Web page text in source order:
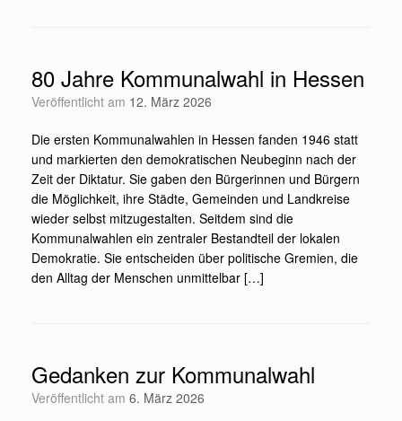
80 Jahre Kommunalwahl in Hessen
Veröffentlicht am 12. März 2026
Die ersten Kommunalwahlen in Hessen fanden 1946 statt
und markierten den demokratischen Neubeginn nach der
Zeit der Diktatur. Sie gaben den Bürgerinnen und Bürgern
die Möglichkeit, ihre Städte, Gemeinden und Landkreise
wieder selbst mitzugestalten. Seitdem sind die
Kommunalwahlen ein zentraler Bestandteil der lokalen
Demokratie. Sie entscheiden über politische Gremien, die
den Alltag der Menschen unmittelbar […]
Gedanken zur Kommunalwahl
Veröffentlicht am 6. März 2026